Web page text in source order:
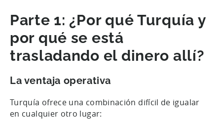
Parte 1: ¿Por qué Turquía y
por qué se está
trasladando el dinero allí?
La ventaja operativa
Turquía ofrece una combinación difícil de igualar
en cualquier otro lugar: